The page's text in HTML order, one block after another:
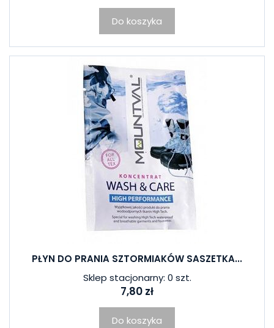
Do koszyka
PŁYN DO PRANIA SZTORMIAKÓW SASZETKA...
Sklep stacjonarny: 0 szt.
7,80 zł
Do koszyka